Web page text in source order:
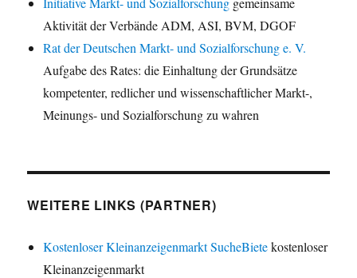
Aktivität der Verbände ADM, ASI, BVM, DGOF
Rat der Deutschen Markt- und Sozialforschung e. V.
Aufgabe des Rates: die Einhaltung der Grundsätze
kompetenter, redlicher und wissenschaftlicher Markt-,
Meinungs- und Sozialforschung zu wahren
WEITERE LINKS (PARTNER)
Kostenloser Kleinanzeigenmarkt SucheBietekostenloser
Kleinanzeigenmarkt